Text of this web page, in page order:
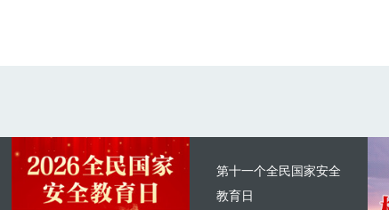
第十一个全民国家安全
教育日